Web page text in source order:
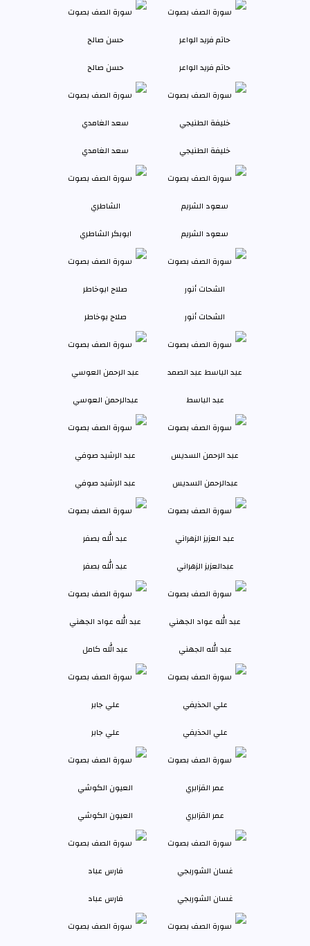
حاتم فريد الواعر حسن صالح
خليفة الطنيجي سعد الغامدي
سعود الشريم ابوبكر الشاطري
الشحات أنور صلاح بوخاطر
عبد الباسط عبدالرحمن العوسي
عبدالرحمن السديس عبد الرشيد صوفي
عبدالعزيز الزهراني عبد الله بصفر
عبد الله الجهني عبد الله كامل
علي الحذيفي علي جابر
عمر القزابري العيون الكوشي
غسان الشوربجي فارس عباد